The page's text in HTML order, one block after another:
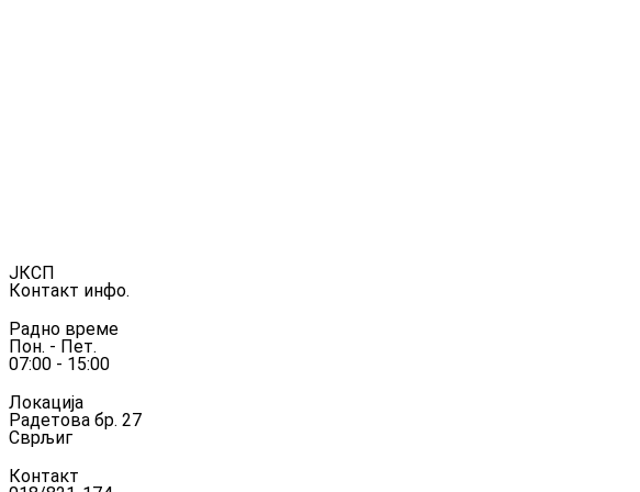
ЈКСП
Контакт инфо.
Радно време
Пон. - Пет.
07:00 - 15:00
Локација
Радетова бр. 27
Сврљиг
Контакт